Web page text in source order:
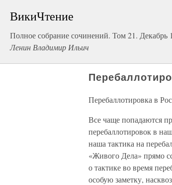
ВикиЧтение
Полное собрание сочинений. Том 21.
Ленин Владимир Ильич
Перебаллотировка в
Все чаще попадаются
перебаллотировок в
наша тактика на
«Живого Дела» прямо
о тактике во время
особую заметку,